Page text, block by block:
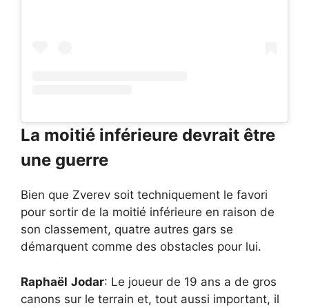
La moitié inférieure devrait être
une guerre
Bien que Zverev soit techniquement le favori
pour sortir de la moitié inférieure en raison de
son classement, quatre autres gars se
démarquent comme des obstacles pour lui.
Raphaël Jodar: Le joueur de 19 ans a de gros
canons sur le terrain et, tout aussi important, il